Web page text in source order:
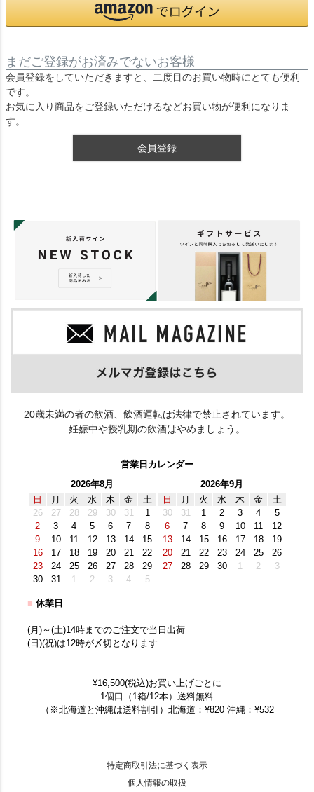
まだご登録がお済みでないお客様
会員登録をしていただきますと、二度目のお買い物時にとても便利
です。
お気に入り商品をご登録いただけるなどお買い物が便利になりま
す。
会員登録
20歳未満の者の飲酒、飲酒運転は法律で禁止されています。
妊娠中や授乳期の飲酒はやめましょう。
営業日カレンダー
2026年8月
日
月 火 水 木 金
土
26
27 28 29 30 31
1
2
3 4 5 6 7
8
9
10 11 12 13 14
15
16
17 18 19 20 21
22
23
24 25 26 27 28
29
30
31 1 2 3 4 5
2026年9月
日
月 火 水 木 金
土
30
31 1 2 3 4
5
6
7 8 9 10 11
12
13
14 15 16 17 18
19
20
21 22 23 24 25
26
27
28 29 30 1 2 3
■ 休業日
(月)～(土)14時までのご注文で当日出荷
(日)(祝)は12時が〆切となります
¥16,500(税込)お買い上げごとに
1個口（1箱/12本）送料無料
（※北海道と沖縄は送料割引）北海道：¥820 沖縄：¥532
特定商取引法に基づく表示
個人情報の取扱